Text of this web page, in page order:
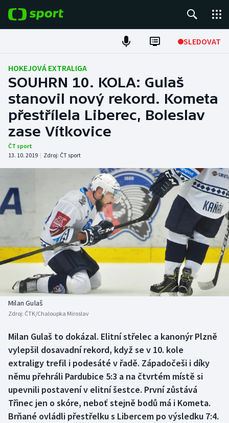
SLEDOVAT
ME v atletice
ME v plavání
Fotbal
Hokej
DALŠÍ SPORTY
Americký fotbal
Atletika
Baseball a softbal
Basketbal
Biatlon
Boby a skeleton
Box
Curling
Cyklistika
NEPŘEHLÉDNĚTE
Soutěže
Historické návraty
Aplikace ČT sport
AZ kvíz
HOKEJOVÁ EXTRALIGA
SOUHRN 10. KOLA: Gulaš
stanovil nový rekord. Kometa
přestřílela Liberec, Boleslav
zase Vítkovice
ČT sport
13. 10. 2019 | Zdroj: ČT sport
Milan Gulaš
Zdroj: ČTK/Chaloupka Miroslav
Milan Gulaš to dokázal. Elitní střelec a kanonýr Plzně
vylepšil dosavadní rekord, když se v 10. kole
extraligy trefil i podesáté v řadě. Západočeši i díky
němu přehráli Pardubice 5:3 a na čtvrtém místě si
upevnili postavení v elitní šestce. První zůstává
Třinec jen o skóre, neboť stejně bodů má i Kometa.
Brňané ovládli přestřelku s Libercem po výsledku 7:4.